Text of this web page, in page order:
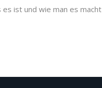
es ist und wie man es macht